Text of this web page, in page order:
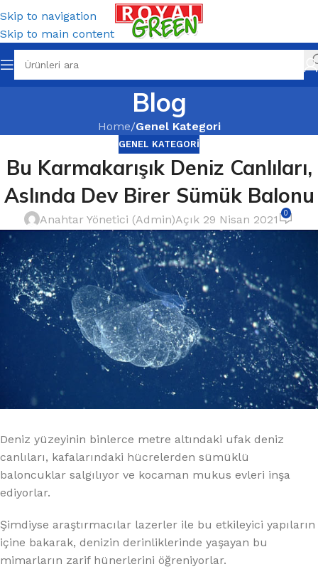
Skip to navigation
Skip to main content
Blog
Home/Genel Kategori
GENEL KATEGORI
Bu Karmakarışık Deniz Canlıları,
Aslında Dev Birer Sümük Balonu
Anahtar Yönetici (Admin)Açık 29 Nisan 2021 0
Deniz yüzeyinin binlerce metre altındaki ufak deniz
canlıları, kafalarındaki hücrelerden sümüklü
baloncuklar salgılıyor ve kocaman mukus evleri inşa
ediyorlar.
Şimdiyse araştırmacılar lazerler ile bu etkileyici yapıların
içine bakarak, denizin derinliklerinde yaşayan bu
mimarların zarif hünerlerini öğreniyorlar.